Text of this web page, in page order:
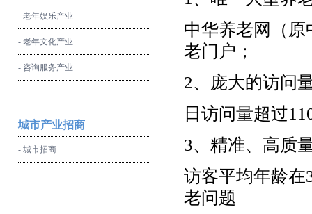
- 老年娱乐产业
- 老年文化产业
- 咨询服务产业
城市产业招商
- 城市招商
中华养老网（
老门户；
2、庞大的访问
日访问量超过
3、精准、高质
访客平均年龄在
老问题